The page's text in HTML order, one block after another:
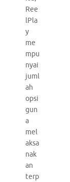
Ree
lPla
y
me
mpu
nyai
juml
ah
opsi
gun
a
mel
aksa
nak
an
terp